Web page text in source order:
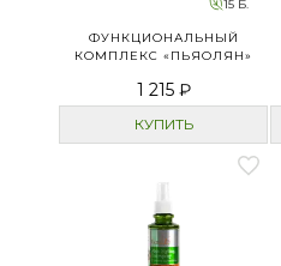
15 Б.
ФУНКЦИОНАЛЬНЫЙ
КОМПЛЕКС «ПЬЯОЛЯН»
1 215 ₽
КУПИТЬ